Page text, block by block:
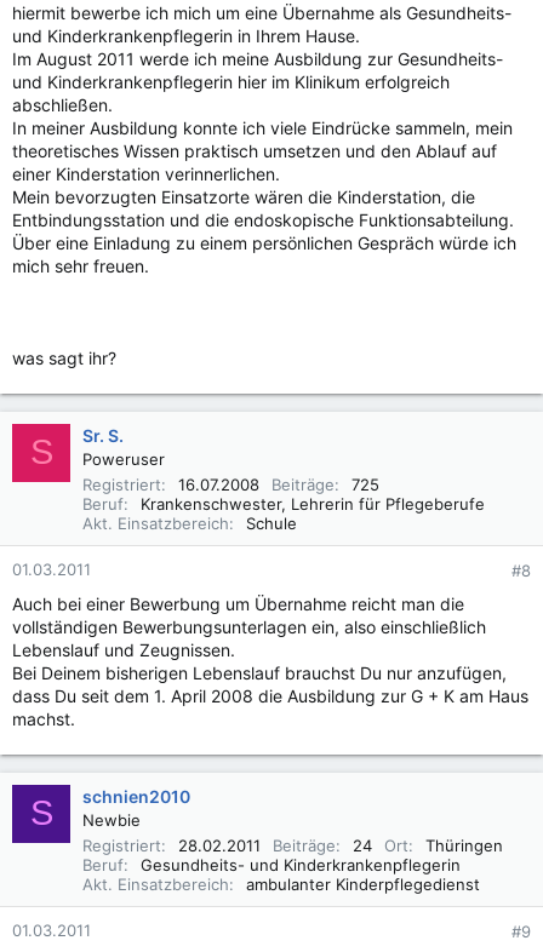
hiermit bewerbe ich mich um eine Übernahme als Gesundheits-
und Kinderkrankenpflegerin in Ihrem Hause.
Im August 2011 werde ich meine Ausbildung zur Gesundheits-
und Kinderkrankenpflegerin hier im Klinikum erfolgreich
abschließen.
In meiner Ausbildung konnte ich viele Eindrücke sammeln, mein
theoretisches Wissen praktisch umsetzen und den Ablauf auf
einer Kinderstation verinnerlichen.
Mein bevorzugten Einsatzorte wären die Kinderstation, die
Entbindungsstation und die endoskopische Funktionsabteilung.
Über eine Einladung zu einem persönlichen Gespräch würde ich
mich sehr freuen.
was sagt ihr?
S Sr. S.
Poweruser
Registriert
16.07.2008 Beiträge
725
Beruf
Krankenschwester, Lehrerin für Pflegeberufe
Akt. Einsatzbereich
Schule
01.03.2011 #8
Auch bei einer Bewerbung um Übernahme reicht man die
vollständigen Bewerbungsunterlagen ein, also einschließlich
Lebenslauf und Zeugnissen.
Bei Deinem bisherigen Lebenslauf brauchst Du nur anzufügen,
dass Du seit dem 1. April 2008 die Ausbildung zur G + K am Haus
machst.
S schnien2010
Newbie
Registriert
28.02.2011 Beiträge 24 Ort
Thüringen
Beruf
Gesundheits- und Kinderkrankenpflegerin
Akt. Einsatzbereich
ambulanter Kinderpflegedienst
01.03.2011 #9